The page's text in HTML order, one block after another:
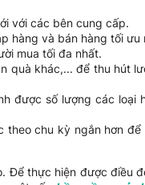
với các bên cung cấp.
hàng và bán hàng tối ưu
mua tối đa nhất.
quà khác,... để thu hút
được số lượng các loại
theo chu kỳ ngắn hơn để
Để thực hiện được điều